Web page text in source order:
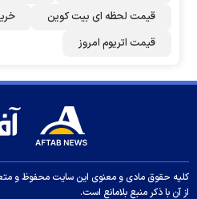
قیمت لحظه ای بیت کوین
قیمت اتریوم امروز
کلیه حقوق مادی و معنوی این سایت محفوظ و
از آن با ذکر منبع بلامانع است.